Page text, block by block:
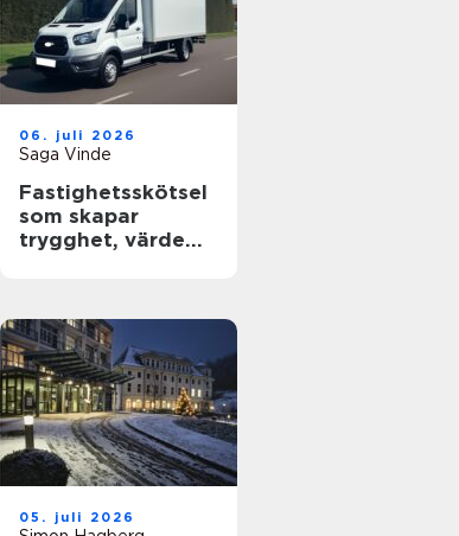
06. juli 2026
Saga Vinde
Fastighetsskötsel
som skapar
trygghet, värde
05. juli 2026